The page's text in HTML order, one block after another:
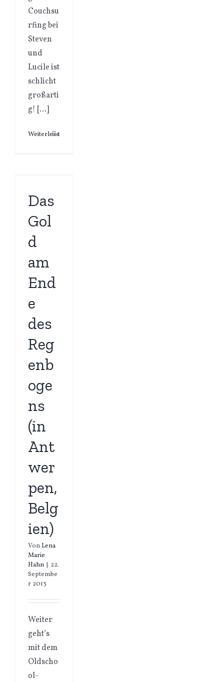
Couchsu
rfing bei
Steven
und
Lucile ist
schlicht
großarti
g! […]
Weiterlesen
1
Das
Gol
d
am
End
e
des
Reg
enb
oge
ns
(in
Ant
wer
pen,
Belg
ien)
VonLena
Marie
Hahn | 22.
Septembe
r 2013
Weiter
geht’s
mit dem
Oldscho
ol-